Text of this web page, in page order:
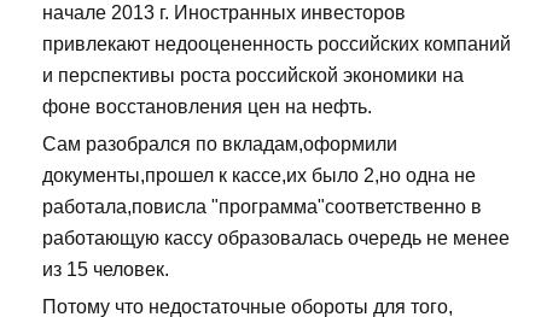
начале 2013 г. Иностранных инвесторов
привлекают недооцененность российских компаний
и перспективы роста российской экономики на
фоне восстановления цен на нефть.
Сам разобрался по вкладам,оформили
документы,прошел к кассе,их было 2,но одна не
работала,повисла "программа"соответственно в
работающую кассу образовалась очередь не менее
из 15 человек.
Потому что недостаточные обороты для того,